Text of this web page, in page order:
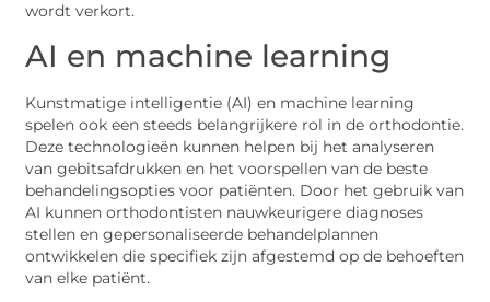
wordt verkort.
AI en machine learning
Kunstmatige intelligentie (AI) en machine learning
spelen ook een steeds belangrijkere rol in de orthodontie.
Deze technologieën kunnen helpen bij het analyseren
van gebitsafdrukken en het voorspellen van de beste
behandelingsopties voor patiënten. Door het gebruik van
AI kunnen orthodontisten nauwkeurigere diagnoses
stellen en gepersonaliseerde behandelplannen
ontwikkelen die specifiek zijn afgestemd op de behoeften
van elke patiënt.